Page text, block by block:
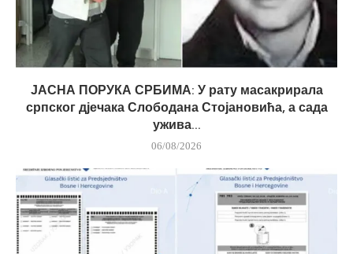
ЈАСНА ПОРУКА СРБИМА: У рату масакрирала
српског дјечака Слободана Стојановића, а сада
ужива...
06/08/2026